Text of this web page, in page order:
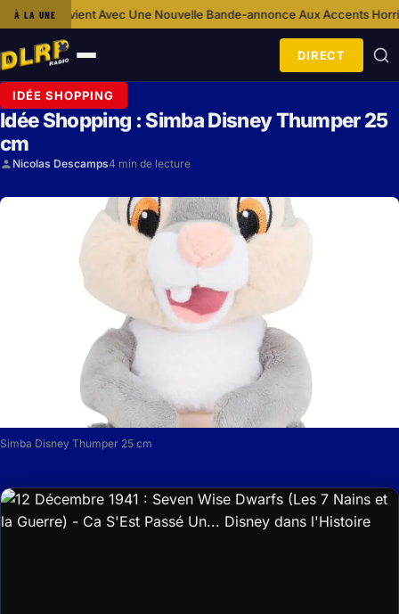
À LA UNE
Une Nouvelle Bande-annonce Aux Accents Horrifiques·Ca S’Est
Ouvrir
le
menu
DIRECT
IDÉE SHOPPING
Idée Shopping : Simba Disney Thumper 25
cm
Nicolas Descamps4 min de lecture
Simba Disney Thumper 25 cm